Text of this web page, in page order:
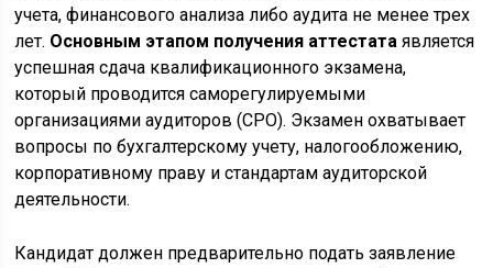
учета, финансового анализа либо аудита не менее трех
лет. Основным этапом получения аттестата является
успешная сдача квалификационного экзамена,
который проводится саморегулируемыми
организациями аудиторов (СРО). Экзамен охватывает
вопросы по бухгалтерскому учету, налогообложению,
корпоративному праву и стандартам аудиторской
деятельности.
Кандидат должен предварительно подать заявление